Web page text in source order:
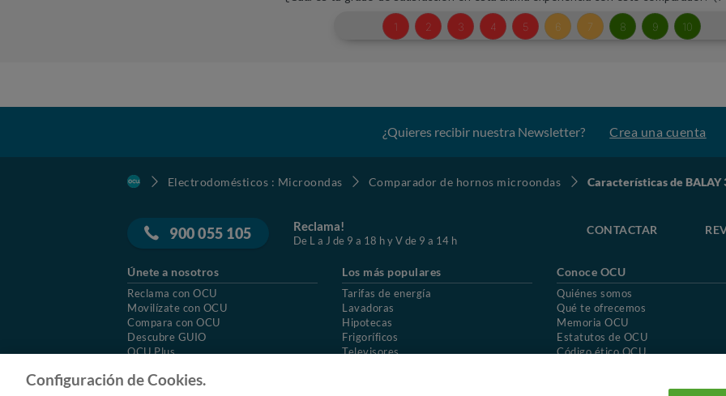
¿Quieres recibir nuestra Newsletter? Crea una cuenta
Electrodomésticos : Microondas Comparador de hornos microondas Características de BALAY
900 055 105 Reclama!
De L a J de 9 a 18 h y V de 9 a 14 h
CONTACTAR
Únete a nosotros
Reclama con OCU
Movilízate con OCU
Compara con OCU
Descubre GUIO
OCU Plus
Los más populares
Tarifas de energía
Lavadoras
Hipotecas
Frigoríficos
Televisores
Conoce OCU
Quiénes somos
Qué te ofrecemos
Memoria OCU
Estatutos de OCU
Código ético OCU
Uso del nombre y de los signos de OCU
Configuración de Cookies.